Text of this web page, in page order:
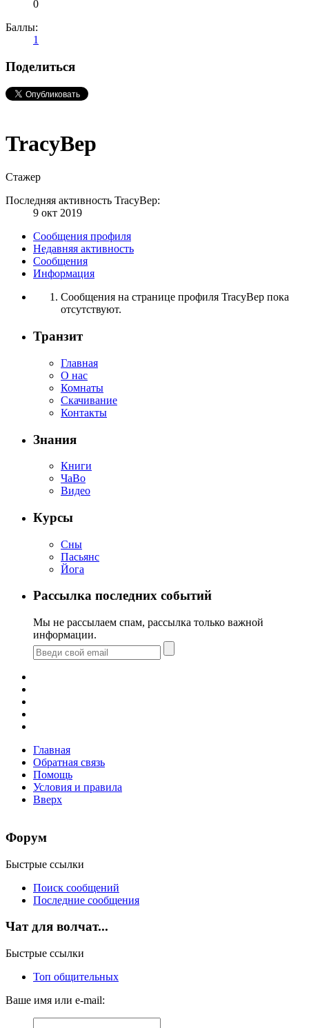
0
Баллы:
1
Поделиться
TracyBep
Стажер
Последняя активность TracyBep:
9 окт 2019
Сообщения профиля
Недавняя активность
Сообщения
Информация
Сообщения на странице профиля TracyBep пока
отсутствуют.
Транзит
Главная
О нас
Комнаты
Скачивание
Контакты
Знания
Книги
ЧаВо
Видео
Курсы
Сны
Пасьянс
Йога
Рассылка последних событий
Мы не рассылаем спам, рассылка только важной
информации.
Главная
Обратная связь
Помощь
Условия и правила
Вверх
Форум
Быстрые ссылки
Поиск сообщений
Последние сообщения
Чат для волчат...
Быстрые ссылки
Топ общительных
Ваше имя или e-mail: